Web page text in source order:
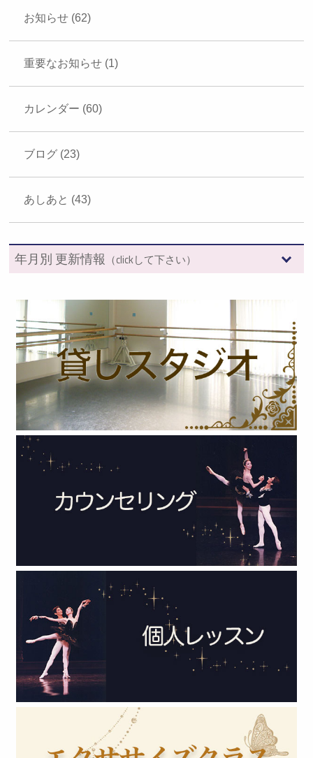
お知らせ (62)
重要なお知らせ (1)
カレンダー (60)
ブログ (23)
あしあと (43)
年月別 更新情報 （clickして下さい）
2026年 (7)
2025年 (12)
2024年 (12)
2023年 (13)
2020年 (3)
2019年 (1)
2018年 (3)
2017年 (2)
2016年 (3)